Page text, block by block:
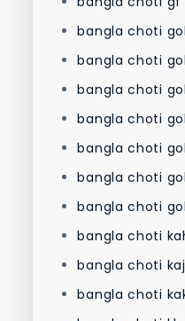
bangla choti
bangla choti
bangla choti
bangla choti
bangla choti
bangla choti
bangla choti
bangla choti
bangla choti
bangla choti